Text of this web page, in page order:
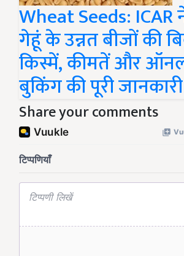
Wheat Seeds:
गेहूं के उन्नत बीजों की
किस्में, कीमतें और
बुकिंग की पूरी जानकारी
Share your comments